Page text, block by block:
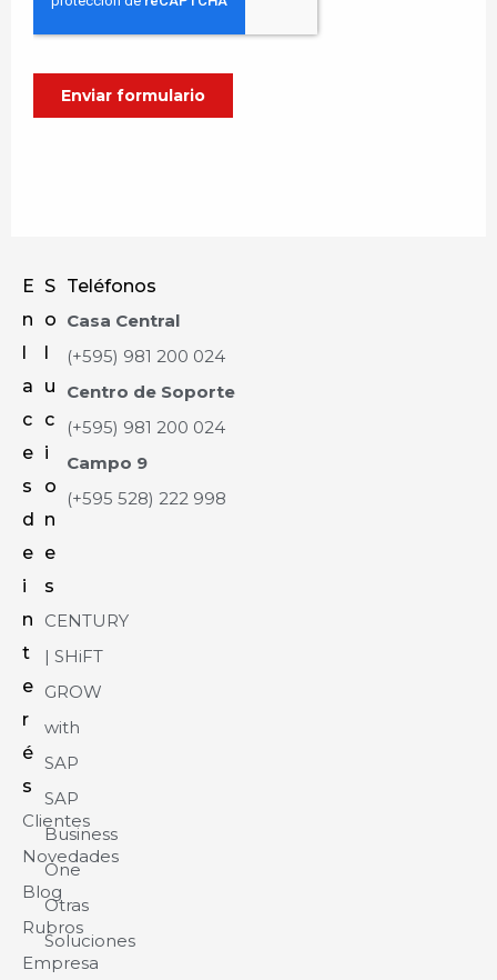
E
n
a
c
e
s
d
e
i
n
t
e
r
é
s
Clientes
Novedades
Blog
Rubros
Empresa
S
o
u
c
i
o
n
e
s
CENTURY
| SHiFT
GROW
with
SAP
SAP
Business
One
Otras
Soluciones
Teléfonos
Casa Central
(+595) 981 200 024
Centro de Soporte
(+595) 981 200 024
Campo 9
(+595 528) 222 998